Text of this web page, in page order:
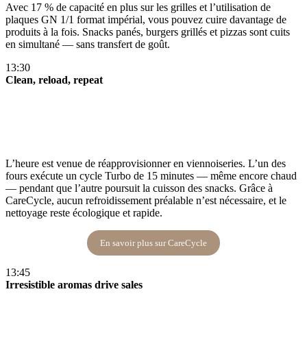
Avec 17 % de capacité en plus sur les grilles et l’utilisation de
plaques GN 1/1 format impérial, vous pouvez cuire davantage de
produits à la fois. Snacks panés, burgers grillés et pizzas sont cuits
en simultané — sans transfert de goût​.
13:30
Clean, reload, repeat
L’heure est venue de réapprovisionner en viennoiseries. L’un des
fours exécute un cycle Turbo de 15 minutes — même encore chaud
— pendant que l’autre poursuit la cuisson des snacks. Grâce à
CareCycle, aucun refroidissement préalable n’est nécessaire, et le
nettoyage reste écologique et rapide​.
En savoir plus sur CareCycle
13:45
Irresistible aromas drive sales